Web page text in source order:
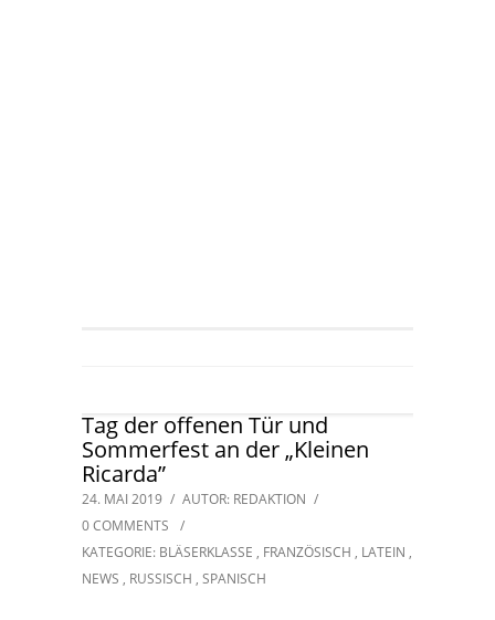
Tag der offenen Tür und
Sommerfest an der „Kleinen
Ricarda”
24. MAI 2019 / AUTOR: REDAKTION /
0 COMMENTS
/
KATEGORIE: BLÄSERKLASSE , FRANZÖSISCH , LATEIN ,
NEWS , RUSSISCH , SPANISCH